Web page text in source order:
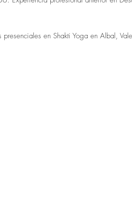
en Shakti Yoga en Albal,